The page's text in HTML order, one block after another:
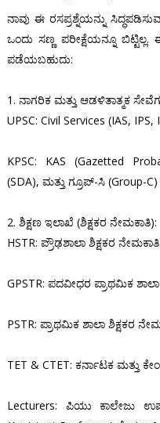
ನಾವು ಈ ರಸಪ್ರಶ್ನೆಯನ್ನು
ಒಂದು ಸಣ್ಣ ಪರೀಕ್ಷೆಯನ್ನೂ
ಪಡೆಯಬಹುದು:
1. ನಾಗರಿಕ ಮತ್ತು ಆಡಳಿತಾತ್ಮಕ
UPSC: Civil Services (IAS, IPS,
KPSC: KAS (Gazetted
(SDA), ಮತ್ತು ಗ್ರೂಪ್-ಸಿ (Group-C)
2. ಶಿಕ್ಷಣ ಇಲಾಖೆ (ಶಿಕ್ಷಕರ ನೇಮಕಾತಿ):
HSTR: ಪ್ರೌಢಶಾಲಾ ಶಿಕ್ಷಕರ ನೇಮಕಾತಿ.
GPSTR: ಪದವೀಧರ ಪ್ರಾಥಮಿಕ
PSTR: ಪ್ರಾಥಮಿಕ ಶಾಲಾ ಶಿಕ್ಷಕರ
TET & CTET: ಕರ್ನಾಟಕ ಮತ್ತು
Lecturers: ಪಿಯು ಕಾಲೇಜು